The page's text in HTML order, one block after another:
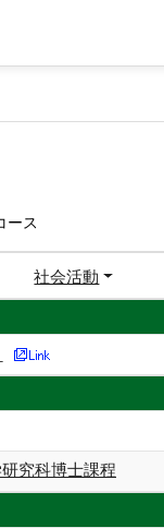
ース
社会活動
究科博士課程